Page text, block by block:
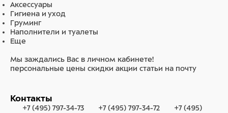
Аксессуары
Гигиена и уход
Груминг
Наполнители и туалеты
Еще
Мы заждались Вас в личном кабинете!
персональные цены скидки акции статьи на почту
Контакты
+7 (495) 797-34-73 +7 (495) 797-34-72
+7 (495)